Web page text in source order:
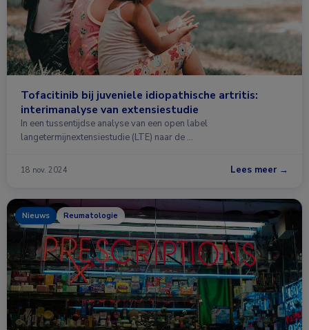
Tofacitinib bij juveniele idiopathische artritis:
interimanalyse van extensiestudie
In een tussentijdse analyse van een open label
langetermijnextensiestudie (LTE) naar de …
18 nov. 2024 Lees meer →
Nieuws Reumatologie